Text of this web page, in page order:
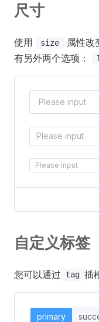
尺寸
使用 size
属性改
有另外两个选项：
自定义标签
您可以通过 tag 插
primary